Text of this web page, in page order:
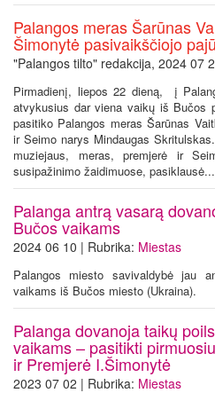
Palangos meras Šarūnas
Šimonytė pasivaikščiojo
"Palangos tilto" redakcija, 2024 07
Pirmadienį, liepos 22 dieną, į
atvykusius dar viena vaikų iš Bučos
pasitiko Palangos meras Šarūnas
ir Seimo narys Mindaugas
muziejaus, meras, premjerė ir
susipažinimo žaidimuose, pasiklausė...
Palanga antrą vasarą
Bučos vaikams
2024 06 10 | Rubrika: Miestas
Palangos miesto savivaldybė jau
vaikams iš Bučos miesto (Ukraina).
Palanga dovanoja taikų
vaikams – pasitikti
ir Premjerė I.Šimonytė
2023 07 02 | Rubrika: Miestas